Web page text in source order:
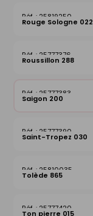
25819250
Rouge Sologne 022
25777376
Roussillon 288
25777383
Saigon 200
25777390
Saint-Tropez 030
25810035
Tolède 865
25777420
Ton pierre 015